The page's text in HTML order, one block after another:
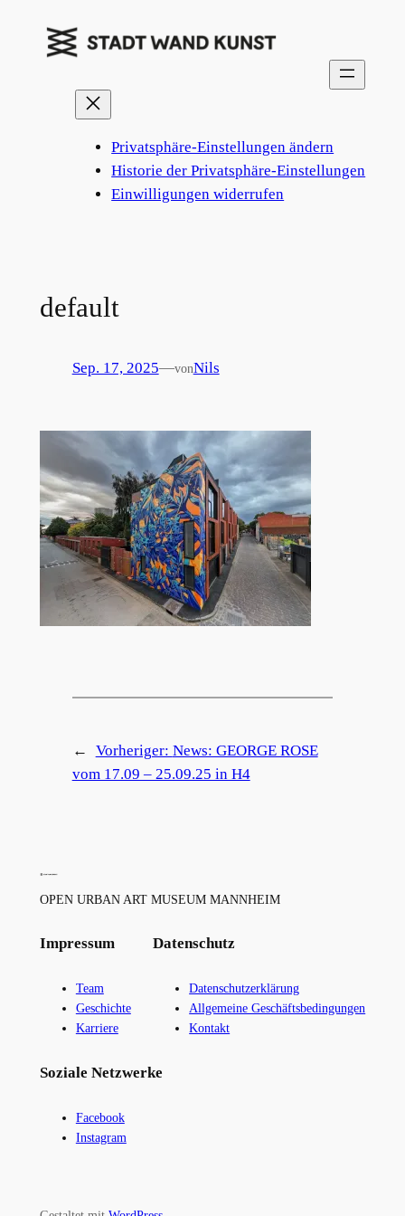
Privatsphäre-Einstellungen ändern
Historie der Privatsphäre-Einstellungen
Einwilligungen widerrufen
default
Sep. 17, 2025—vonNils
← Vorheriger: News: GEORGE ROSE
vom 17.09 – 25.09.25 in H4
OPEN URBAN ART MUSEUM MANNHEIM
Impressum
Team
Geschichte
Karriere
Datenschutz
Datenschutzerklärung
Allgemeine Geschäftsbedingungen
Kontakt
Soziale Netzwerke
Facebook
Instagram